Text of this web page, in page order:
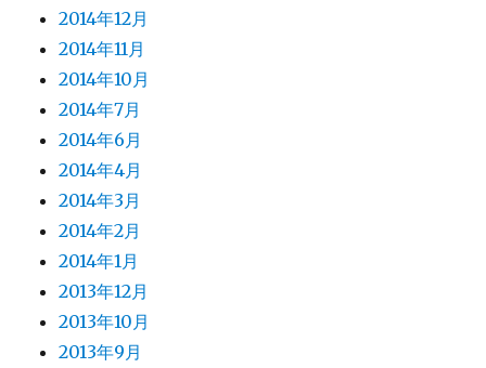
2014年12月
2014年11月
2014年10月
2014年7月
2014年6月
2014年4月
2014年3月
2014年2月
2014年1月
2013年12月
2013年10月
2013年9月